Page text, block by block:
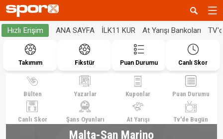
Hızlı Erişim ANA SAYFA İLK11 KUR At Yarışı Bankoları
Takımım Fikstür Puan Durumu Canlı Skor
Bülten Yazarlar Kuponlar Puan Durumu
Canlı Skor Şans Oyunları At Yarışı Tv'de Bugün
Malta-San Marino